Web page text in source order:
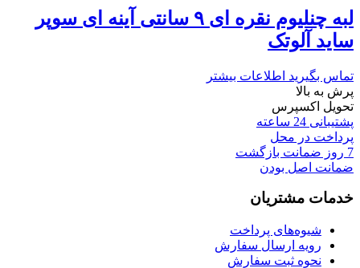
لبه چنلیوم نقره ای ۹ سانتی آینه ای سوپر
ساید آلوتک
تماس بگیرید اطلاعات بیشتر
پرش به بالا
تحویل اکسپرس
پشتیبانی 24 ساعته
پرداخت در محل
7 روز ضمانت بازگشت
ضمانت اصل بودن
خدمات مشتریان
شیوه‌های پرداخت
رویه ارسال سفارش
نحوه ثبت سفارش